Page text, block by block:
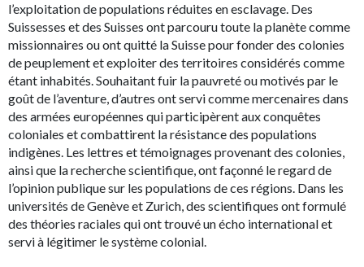
l’exploitation de populations réduites en esclavage. Des
Suissesses et des Suisses ont parcouru toute la planète comme
missionnaires ou ont quitté la Suisse pour fonder des colonies
de peuplement et exploiter des territoires considérés comme
étant inhabités. Souhaitant fuir la pauvreté ou motivés par le
goût de l’aventure, d’autres ont servi comme mercenaires dans
des armées européennes qui participèrent aux conquêtes
coloniales et combattirent la résistance des populations
indigènes. Les lettres et témoignages provenant des colonies,
ainsi que la recherche scientifique, ont façonné le regard de
l’opinion publique sur les populations de ces régions. Dans les
universités de Genève et Zurich, des scientifiques ont formulé
des théories raciales qui ont trouvé un écho international et
servi à légitimer le système colonial.